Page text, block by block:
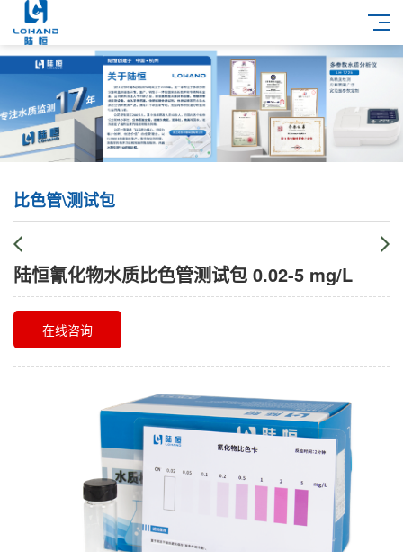
比色管\测试包
陆恒氰化物水质比色管测试包 0.02-5 mg/L
在线咨询